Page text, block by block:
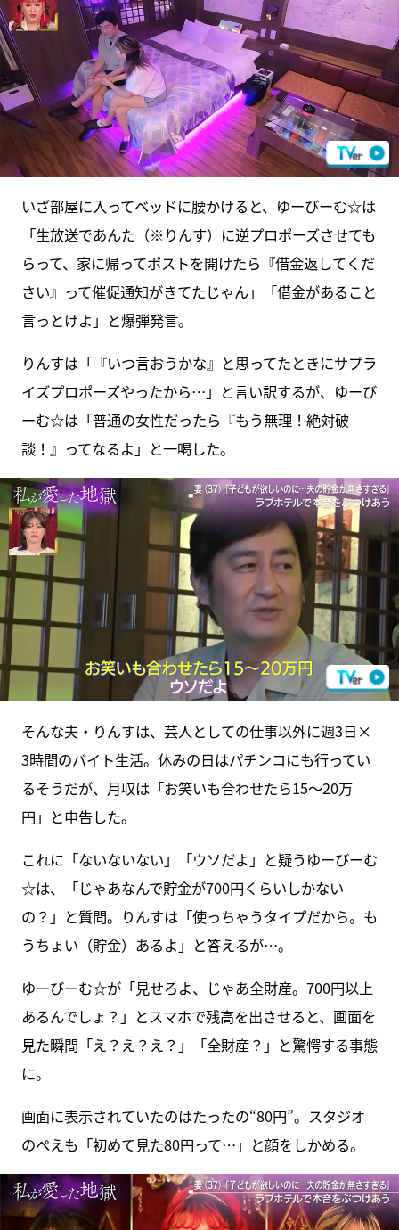
いざ部屋に入ってベッドに腰かけると、ゆーびーむ☆は
「生放送であんた（※りんす）に逆プロポーズさせても
らって、家に帰ってポストを開けたら『借金返してくだ
さい』って催促通知がきてたじゃん」「借金があること
言っとけよ」と爆弾発言。
りんすは「『いつ言おうかな』と思ってたときにサプラ
イズプロポーズやったから…」と言い訳するが、ゆーび
ーむ☆は「普通の女性だったら『もう無理！絶対破
談！』ってなるよ」と一喝した。
そんな夫・りんすは、芸人としての仕事以外に週3日×
3時間のバイト生活。休みの日はパチンコにも行ってい
るそうだが、月収は「お笑いも合わせたら15～20万
円」と申告した。
これに「ないないない」「ウソだよ」と疑うゆーびーむ
☆は、「じゃあなんで貯金が700円くらいしかない
の？」と質問。りんすは「使っちゃうタイプだから。も
うちょい（貯金）あるよ」と答えるが…。
ゆーびーむ☆が「見せろよ、じゃあ全財産。700円以上
あるんでしょ？」とスマホで残高を出させると、画面を
見た瞬間「え？え？え？」「全財産？」と驚愕する事態
に。
画面に表示されていたのはたったの“80円”。スタジオ
のぺえも「初めて見た80円って…」と顔をしかめる。